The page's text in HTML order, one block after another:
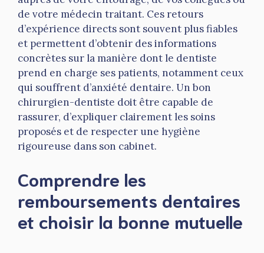
de votre médecin traitant. Ces retours
d’expérience directs sont souvent plus fiables
et permettent d’obtenir des informations
concrètes sur la manière dont le dentiste
prend en charge ses patients, notamment ceux
qui souffrent d’anxiété dentaire. Un bon
chirurgien-dentiste doit être capable de
rassurer, d’expliquer clairement les soins
proposés et de respecter une hygiène
rigoureuse dans son cabinet.
Comprendre les
remboursements dentaires
et choisir la bonne mutuelle